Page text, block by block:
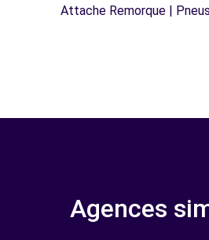
Attache Remorque |
Agences